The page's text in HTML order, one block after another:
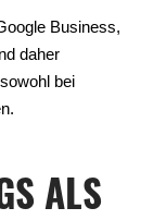
Business,
daher
bei
ALS